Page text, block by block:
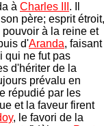
à Charles III . Il
père; esprit étroit,
à la reine et
d'Aranda, faisant
qui ne fut pas
d'hériter de la
prévalu en
répudié par les
et la faveur firent
, le favori de la